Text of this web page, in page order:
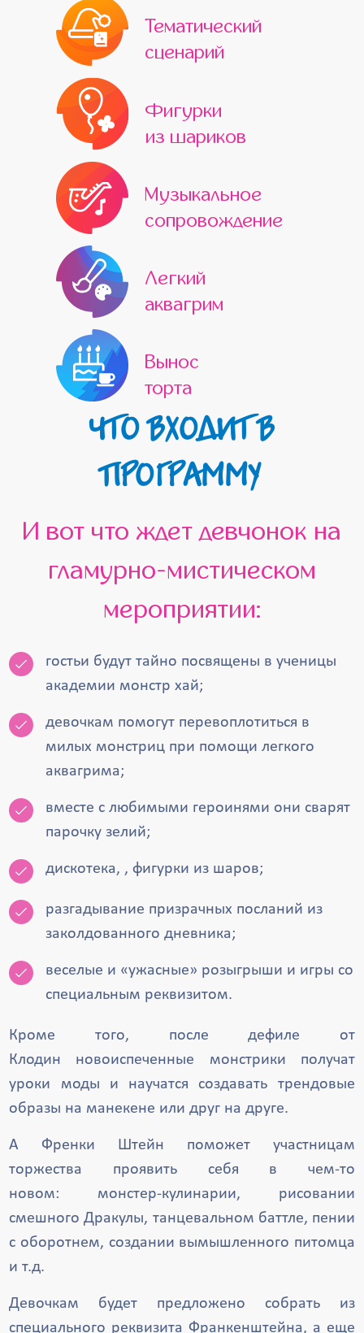
Тематический
сценарий
Фигурки
из шариков
Музыкальное
сопровождение
Легкий
аквагрим
Вынос
торта
ЧТО ВХОДИТ В
ПРОГРАММУ
И вот что ждет девчонок на
гламурно-мистическом
мероприятии:
гостьи будут тайно посвящены в ученицы
академии монстр хай;
девочкам помогут перевоплотиться в
милых монстриц при помощи легкого
аквагрима;
вместе с любимыми героинями они сварят
парочку зелий;
дискотека, , фигурки из шаров;
разгадывание призрачных посланий из
заколдованного дневника;
веселые и «ужасные» розыгрыши и игры со
специальным реквизитом.
Кроме того, после дефиле от
Клодин новоиспеченные монстрики получат
уроки моды и научатся создавать трендовые
образы на манекене или друг на друге.
А Френки Штейн поможет участницам
торжества проявить себя в чем-то
новом: монстер-кулинарии, рисовании
смешного Дракулы, танцевальном баттле, пении
с оборотнем, создании вымышленного питомца
и т.д.
Девочкам будет предложено собрать из
специального реквизита Франкенштейна, а еще